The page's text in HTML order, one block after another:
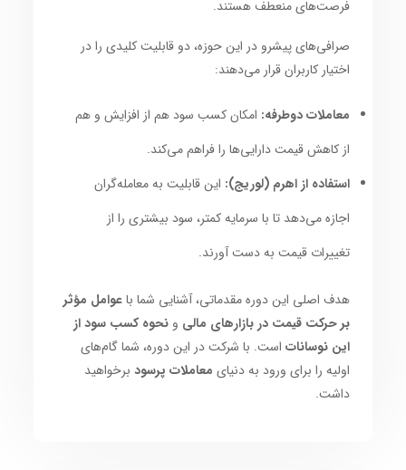
فرصت‌های منعطف هستند.
صرافی‌های پیشرو در این حوزه، دو قابلیت کلیدی را در
اختیار کاربران قرار می‌دهند:
معاملات دوطرفه: امکان کسب سود هم از افزایش و هم
از کاهش قیمت دارایی‌ها را فراهم می‌کند.
استفاده از اهرم (لوریج): این قابلیت به معامله‌گران
اجازه می‌دهد تا با سرمایه کمتر، سود بیشتری را از
تغییرات قیمت به دست آورند.
هدف اصلی این دوره مقدماتی، آشنایی شما باعوامل مؤثر
بر حرکت قیمت در بازارهای مالی ونحوه کسب سود از
این نوسانات است. با شرکت در این دوره، شما گام‌های
اولیه را برای ورود به دنیای معاملات پرسود برخواهید
داشت.